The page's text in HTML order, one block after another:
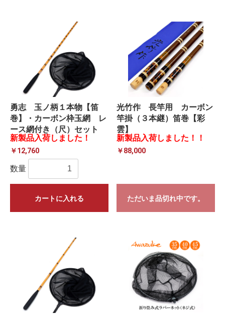
勇志 玉ノ柄１本物【笛
巻】・カーボン枠玉網 レ
ース網付き（尺）セット
新製品入荷しました！
￥12,760
数量
カートに入れる
光竹作 長竿用 カーボン
竿掛（３本継）笛巻【彩
雲】
新製品入荷しました！！
￥88,000
ただいま品切れ中です。